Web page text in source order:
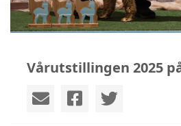
Vårutstillingen 2025